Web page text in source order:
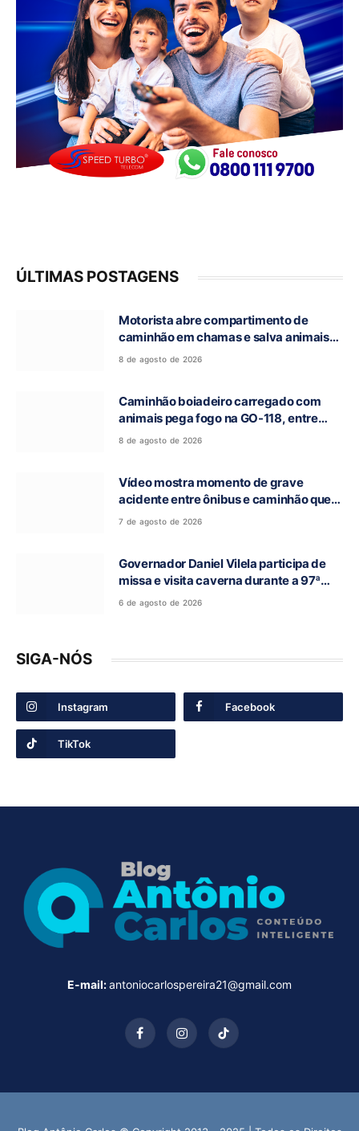
ÚLTIMAS POSTAGENS
Motorista abre compartimento de
caminhão em chamas e salva animais
na GO-118, entre Campos Belos e Monte
8 de agosto de 2026
Caminhão boiadeiro carregado com
animais pega fogo na GO-118, entre
Campos Belos e Monte Alegre de Goiás
8 de agosto de 2026
Vídeo mostra momento de grave
acidente entre ônibus e caminhão que
deixou cinco mortos na GO-010, em
7 de agosto de 2026
Governador Daniel Vilela participa de
missa e visita caverna durante a 97ª
Romaria do Bom Jesus da Lapa de Terra
6 de agosto de 2026
SIGA-NÓS
Instagram Facebook
TikTok
E-mail:antoniocarlospereira21@gmail.com
FacebookInstagramTikTok